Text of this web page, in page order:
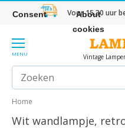
Voor 15.30 uur
MENU Vintage
Home
Wit wandlampje,
Consent
About
cookies